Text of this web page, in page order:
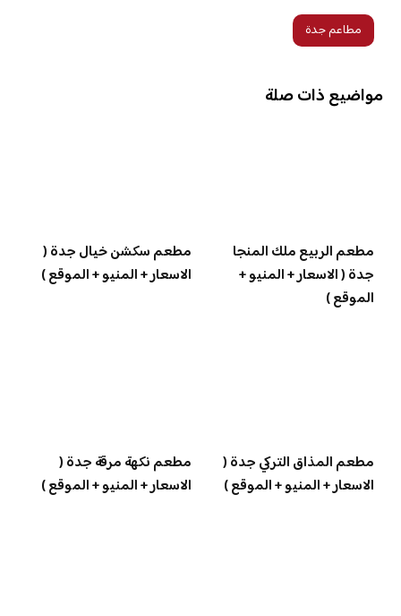
مطاعم جدة
مواضيع ذات صلة
مطعم الربيع ملك المنجا
جدة ( الاسعار + المنيو +
الموقع )
مطعم سكشن خيال جدة (
الاسعار + المنيو + الموقع )
مطعم المذاق التركي جدة (
الاسعار + المنيو + الموقع )
مطعم نكهة مرقة جدة (
الاسعار + المنيو + الموقع )